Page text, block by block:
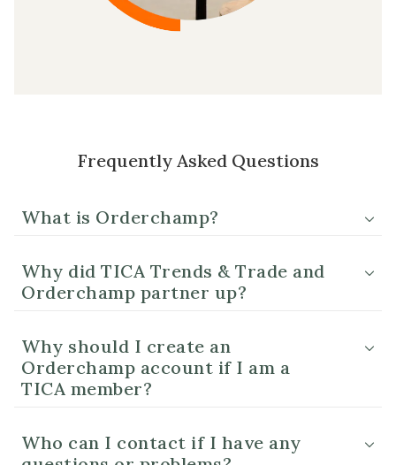
Frequently Asked Questions
What is Orderchamp?
Why did TICA Trends & Trade and
Orderchamp partner up?
Why should I create an
Orderchamp account if I am a
TICA member?
Who can I contact if I have any